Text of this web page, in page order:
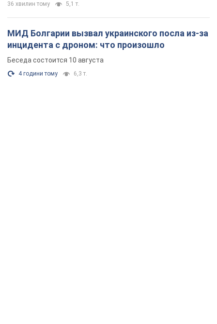
36 хвилин тому 5,1 т.
МИД Болгарии вызвал украинского посла из-за
инцидента с дроном: что произошло
Беседа состоится 10 августа
4 години тому 6,3 т.